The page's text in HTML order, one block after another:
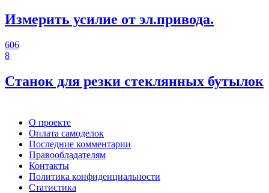
Измерить усилие от эл.привода.
606
8
Станок для резки стеклянных бутылок
О проекте
Оплата самоделок
Последние комментарии
Правообладателям
Контакты
Политика конфиденциальности
Статистика